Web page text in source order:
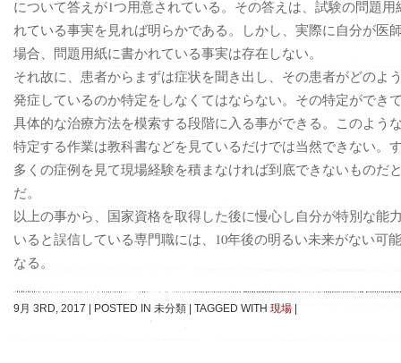
について答えが1つ用意されている。その答えは、試験の問題用
れている事実を見れば明らかである。しかし、実際に自分が医
場合、問題用紙に書かれている事実は存在しない。
それ故に、患者からまずは症状を聞き出し、その患者がどのよ
発症しているのか特定をしなくてはならない。その特定ができ
具体的な治療方法を模索する段階に入る事ができる。このよう
特定する作業は教科書などを見ているだけでは当然できない。
多くの症例を見て現場経験を積まなければ到底できないものだ
だ。
以上の事から、国家資格を取得した後に慢心し自分が特別な能
いると誤信している専門職には、10年後の明るい未来がない可
なる。
9月 3RD, 2017 POSTED IN 未分類 TAGGED WITH 現場